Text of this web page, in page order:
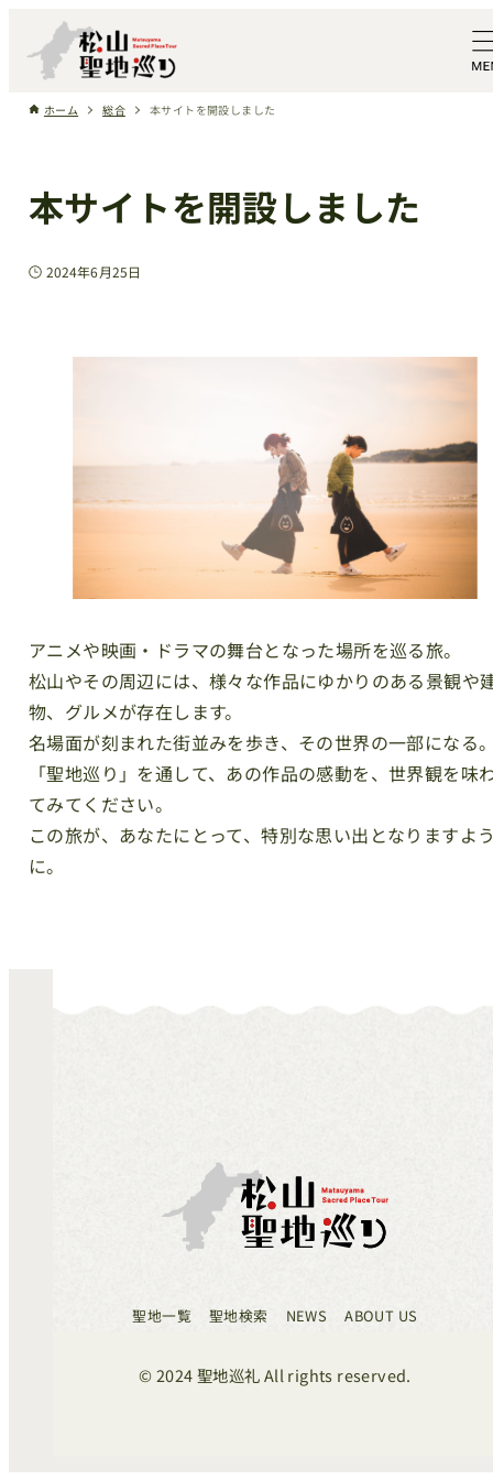
ホーム 総合 本サイトを開設しました
本サイトを開設しました
2024年6月25日
アニメや映画・ドラマの舞台となった場所を巡る旅。
松山やその周辺には、様々な作品にゆかりのある景観や
物、グルメが存在します。
名場面が刻まれた街並みを歩き、その世界の一部になる
「聖地巡り」を通して、あの作品の感動を、世界観を味
てみてください。
この旅が、あなたにとって、特別な思い出となりますよ
に。
聖地一覧 聖地検索 NEWS ABOUT US
© 2024 聖地巡礼 All rights reserved.